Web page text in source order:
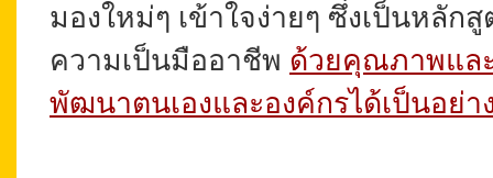
มองใหม่ๆ เข้าใจง่ายๆ ซึ่งเป็นหลัก
ความเป็นมืออาชีพ ด้วยคุณภาพและ
พัฒนาตนเองและองค์กรได้เป็นอย่า